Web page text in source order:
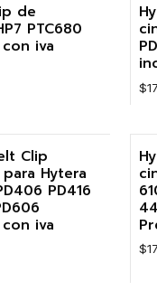
de
PTC680
iva
Clip
Hytera
PD416
iva